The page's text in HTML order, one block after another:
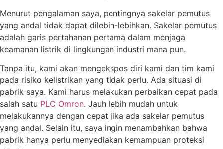
Menurut pengalaman saya, pentingnya sakelar pemutus
yang andal tidak dapat dilebih-lebihkan. Sakelar pemutus
adalah garis pertahanan pertama dalam menjaga
keamanan listrik di lingkungan industri mana pun.
Tanpa itu, kami akan mengekspos diri kami dan tim kami
pada risiko kelistrikan yang tidak perlu. Ada situasi di
pabrik saya. Kami harus melakukan perbaikan cepat pada
salah satu PLC Omron. Jauh lebih mudah untuk
melakukannya dengan cepat jika ada sakelar pemutus
yang andal. Selain itu, saya ingin menambahkan bahwa
pabrik hanya perlu menyediakan kemampuan proteksi